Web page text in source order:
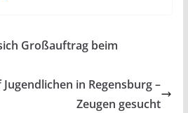
Großauftrag beim
in Regensburg –
Zeugen gesucht